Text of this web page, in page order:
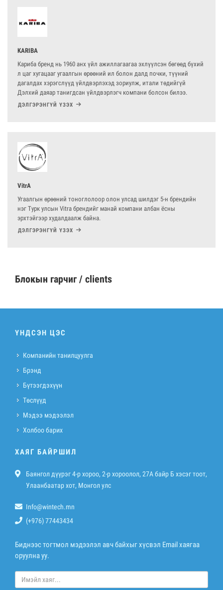
KARIBA
Кариба бренд нь 1960 анх үйл ажиллагаагаа эхлүүлсэн бөгөөд бүхий
л цаг хугацааг угаалгын өрөөний ил болон далд почки, түүний
дагалдах хэрэгслүүд үйлдвэрлэхэд зориулж, итали төдийгүй
Дэлхий даяар танигдсан үйлдвэрлэгч компани болсон билээ.
ДЭЛГЭРЭНГҮЙ ҮЗЭХ
VitrA
Угаалгын өрөөний тоноглолоор олон улсад шилдэг 5-н брендийн
нэг Турк улсын Vitra брендийг манай компани албан ёсны
эрхтэйгээр худалдаалж байна.
ДЭЛГЭРЭНГҮЙ ҮЗЭХ
Блокын гарчиг / clients
ҮНДСЭН ЦЭС
Компанийн танилцуулга
Брэнд
Бүтээгдэхүүн
Төслүүд
Мэдээ мэдээлэл
Холбоо барих
ХАЯГ БАЙРШИЛ
Баянгол дүүрэг 4-р хороо, 2-р хороолол, 27A байр Б хэсэг тоот,
Улаанбаатар хот, Монгол улс
Info@wintech.mn
(+976) 77443434
Биднээс тогтмол мэдээлэл авч байхыг хүсвэл Email хаягаа
оруулна уу.